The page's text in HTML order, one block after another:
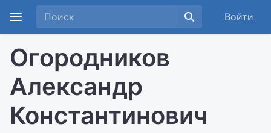
Войти
Огородников
Александр
Константинович